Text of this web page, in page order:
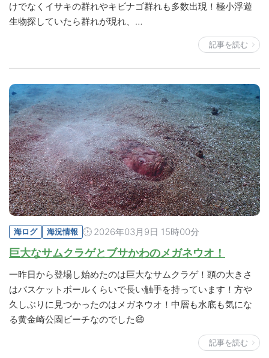
けでなくイサキの群れやキビナゴ群れも多数出現！極小浮遊
生物探していたら群れが現れ、…
記事を読む
海ログ 海況情報 2026年03月9日 15時00分
巨大なサムクラゲとブサかわのメガネウオ！
一昨日から登場し始めたのは巨大なサムクラゲ！頭の大きさ
はバスケットボールくらいで長い触手を持っています！方や
久しぶりに見つかったのはメガネウオ！中層も水底も気にな
る黄金崎公園ビーチなのでした😄
記事を読む